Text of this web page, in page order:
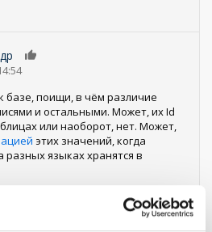
базе, поищи, в чём различие
и остальными. Может, их Id
или наоборот, нет. Может,
этих значений, когда
языках хранятся в